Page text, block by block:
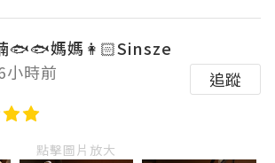
🐟🐟媽媽👩🏻Sinsze
小時前
追蹤
點擊圖片放大